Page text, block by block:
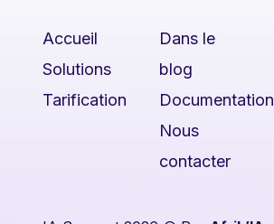
Accueil
Solutions
Tarification
Dans le
blog
Documentation
Nous
contacter